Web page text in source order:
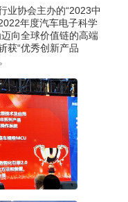
业协会主办的“2023中
年度汽车电子科学
向全球价值链的高端
获“优秀创新产品